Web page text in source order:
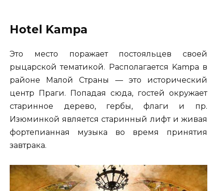
Hotel Kampa
Это место поражает постояльцев своей
рыцарской тематикой. Располагается Kampa в
районе Малой Страны — это исторический
центр Праги. Попадая сюда, гостей окружает
старинное дерево, гербы, флаги и пр.
Изюминкой является старинный лифт и живая
фортепианная музыка во время принятия
завтрака.